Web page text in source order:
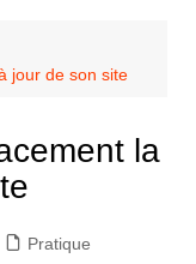
jour de son site
la
Pratique